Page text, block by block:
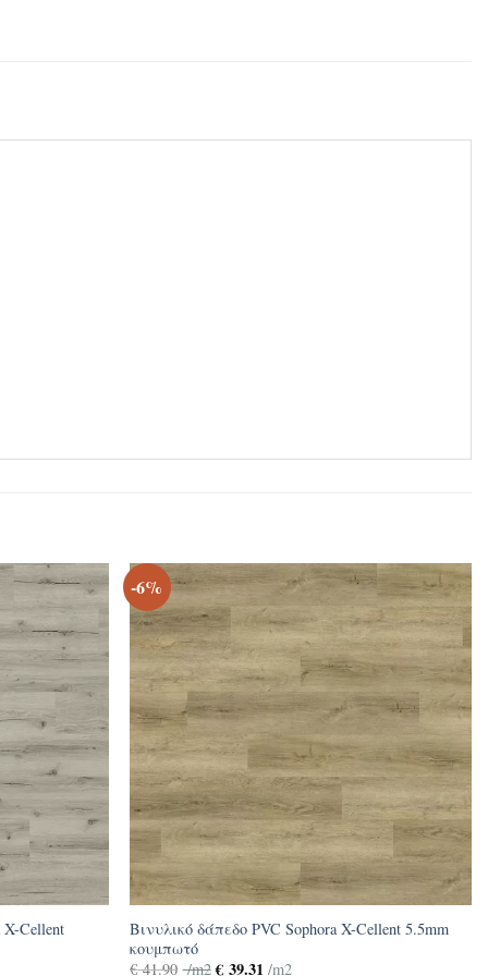
X-Cellent
-6%
Βινυλικό δάπεδο PVC Sophora X-Cellent 5.5mm
κουμπωτό
€41.90 /m2 €39.31/m2